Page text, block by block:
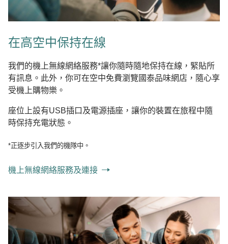
在高空中保持在線
我們的機上無線網絡服務*讓你隨時隨地保持在線，緊貼所
有訊息。此外，你可在空中免費瀏覽國泰品味網店，隨心享
受機上購物樂。
座位上設有USB插口及電源插座，讓你的裝置在旅程中隨
時保持充電狀態。
*正逐步引入我們的機隊中。
機上無線網絡服務及連接